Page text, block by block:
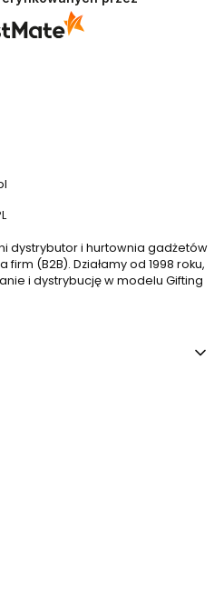
dystrybutor i hurtownia gadżetów
(B2B). Działamy od 1998 roku,
i dystrybucję w modelu Gifting